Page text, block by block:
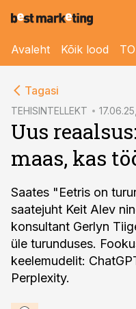
Avaleht Kõik lood
Tagasi
TEHISINTELLEKT
Uus
maas, kas
Saates "Eetris on
saatejuht Keit Alev
konsultant Gerlyn
üle turunduses.
keelemudelit:
Perplexity.